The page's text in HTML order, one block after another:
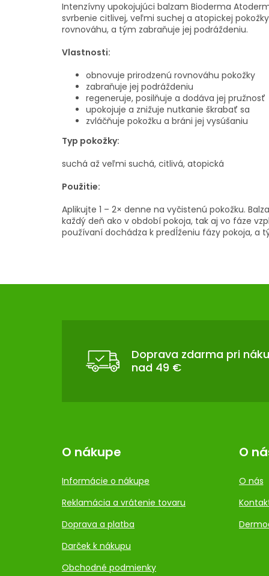
Intenzívny upokojujúci balzam Bioderma
svrbenie citlivej, veľmi suchej a atopickej
rovnováhu, a tým zabraňuje jej podráždeniu.
Vlastnosti:
obnovuje prirodzenú rovnováhu pokožky
zabraňuje jej podráždeniu
regeneruje, posilňuje a dodáva jej pružnosť
upokojuje a znižuje nutkanie škrabať sa
zvláčňuje pokožku a bráni jej vysúšaniu
Typ pokožky:
suchá až veľmi suchá, citlivá, atopická
Použitie:
Aplikujte 1 – 2× denne na vyčistenú pokožku.
každý deň ako v období pokoja, tak aj vo fáze
používaní dochádza k predĺženiu fázy pokoja, a
Doprava zdarma pri
nad 49 €
O nákupe
Informácie o nákupe
Reklamácia a vrátenie tovaru
Doprava a platba
Darček k nákupu
Obchodné podmienky
O
O nás